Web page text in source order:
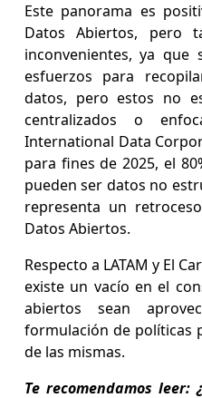
Este panorama es
Datos Abiertos, pero
inconvenientes, ya que
esfuerzos para
datos, pero estos no
centralizados o
International Data
para fines de 2025, el
pueden ser datos no
representa un
Datos Abiertos.
Respecto a LATAM y El
existe un vacío en el
abiertos sean
formulación de políticas
de las mismas.
Te recomendamos leer: